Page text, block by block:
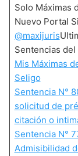
Solo Máximas
Nuevo Portal
@maxijuris
Sentencias del
Mis Máximas
Seligo
Sentencia N°
solicitud de
citación o
Sentencia N°
Admisibilidad